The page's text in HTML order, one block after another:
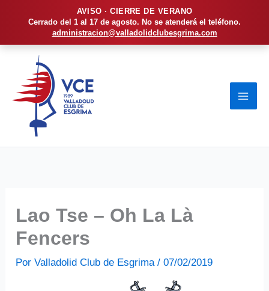
AVISO · CIERRE DE VERANO
Cerrado del 1 al 17 de agosto. No se atenderá el teléfono.
administracion@valladolidclubesgrima.com
contenido
Lao Tse – Oh La Là
Fencers
PorValladolid Club de Esgrima/07/02/2019